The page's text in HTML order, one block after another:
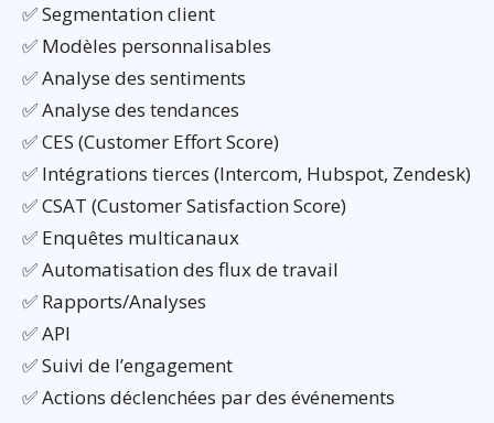
✅ Segmentation client
✅ Modèles personnalisables
✅ Analyse des sentiments
✅ Analyse des tendances
✅ CES (Customer Effort Score)
✅ Intégrations tierces (Intercom, Hubspot, Zendesk)
✅ CSAT (Customer Satisfaction Score)
✅ Enquêtes multicanaux
✅ Automatisation des flux de travail
✅ Rapports/Analyses
✅ API
✅ Suivi de l’engagement
✅ Actions déclenchées par des événements